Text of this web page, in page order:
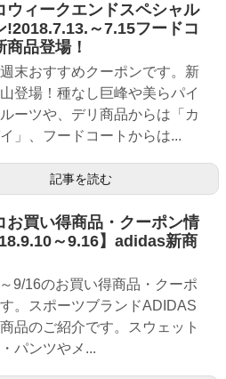
ウィークエンドスペシャル
!2018.7.13.～7.15フードコ
商品登場！
末おすすめクーポンです。新
登場！種なし巨峰や美らパイ
ーツや、デリ商品からは「カ
」、フードコートからは...
記事を読む
お買い得商品・クーポン情
～9.16】adidas新商
9/16のお買い得商品・クーポ
。スポーツブランドADIDAS
品のご紹介です。スウェット
パンツやメ...